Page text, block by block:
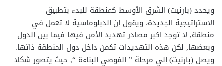
ويحدد (بارنيت) الشرق الأوسط كمنطقة للبدء بتطبيق
الاستراتيجية الجديدة‏،‏ ويقول إن الدبلوماسية لا تعمل في
منطقة‏,‏ لا توجد اكبر مصادر تهديد الأمن فيها فيما بين الدول
وبعضها‏,‏ لكن هذه التهديدات تكمن داخل دول المنطقة ذاتها‏.‏
ويصل (بارنيت) إلي مرحلة ” الفوضي البناءة “‏,‏‏ حيث يتصور شكلا